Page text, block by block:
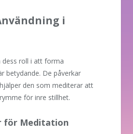
i
roll i att forma
betydande. De påverkar
den som mediterar att
för inre stillhet.
för Meditation